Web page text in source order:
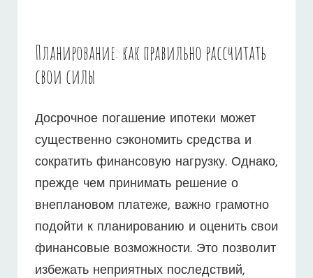
Планирование: как правильно рассчитать
свои силы
Досрочное погашение ипотеки может
существенно сэкономить средства и
сократить финансовую нагрузку. Однако,
прежде чем принимать решение о
внеплановом платеже, важно грамотно
подойти к планированию и оценить свои
финансовые возможности. Это позволит
избежать неприятных последствий,